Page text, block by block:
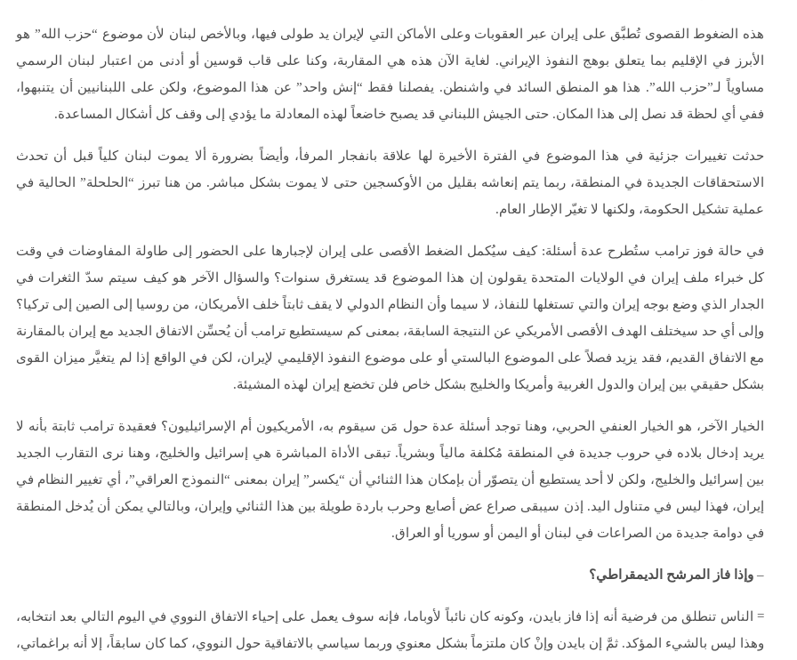
هذه الضغوط القصوى تُطبَّق على إيران عبر العقوبات وعلى الأماكن التي لإيران يد طولى فيها، وبالأخص لبنان لأن موضوع “حزب الله” هو
الأبرز في الإقليم بما يتعلق بوهج النفوذ الإيراني. لغاية الآن هذه هي المقاربة، وكنا على قاب قوسين أو أدنى من اعتبار لبنان الرسمي
مساوياً لـ”حزب الله”. هذا هو المنطق السائد في واشنطن. يفصلنا فقط “إنش واحد” عن هذا الموضوع، ولكن على اللبنانيين أن يتنبهوا،
ففي أي لحظة قد نصل إلى هذا المكان. حتى الجيش اللبناني قد يصبح خاضعاً لهذه المعادلة ما يؤدي إلى وقف كل أشكال المساعدة.
حدثت تغييرات جزئية في هذا الموضوع في الفترة الأخيرة لها علاقة بانفجار المرفأ، وأيضاً بضرورة ألا يموت لبنان كلياً قبل أن تحدث
الاستحقاقات الجديدة في المنطقة، ربما يتم إنعاشه بقليل من الأوكسجين حتى لا يموت بشكل مباشر. من هنا تبرز “الحلحلة” الحالية في
عملية تشكيل الحكومة، ولكنها لا تغيّر الإطار العام.
في حالة فوز ترامب ستُطرح عدة أسئلة: كيف سيُكمل الضغط الأقصى على إيران لإجبارها على الحضور إلى طاولة المفاوضات في وقت
كل خبراء ملف إيران في الولايات المتحدة يقولون إن هذا الموضوع قد يستغرق سنوات؟ والسؤال الآخر هو كيف سيتم سدّ الثغرات في
الجدار الذي وضع بوجه إيران والتي تستغلها للنفاذ، لا سيما وأن النظام الدولي لا يقف ثابتاً خلف الأمريكان، من روسيا إلى الصين إلى تركيا؟
وإلى أي حد سيختلف الهدف الأقصى الأمريكي عن النتيجة السابقة، بمعنى كم سيستطيع ترامب أن يُحسِّن الاتفاق الجديد مع إيران بالمقارنة
مع الاتفاق القديم، فقد يزيد فصلاً على الموضوع البالستي أو على موضوع النفوذ الإقليمي لإيران، لكن في الواقع إذا لم يتغيَّر ميزان القوى
بشكل حقيقي بين إيران والدول الغربية وأمريكا والخليج بشكل خاص فلن تخضع إيران لهذه المشيئة.
الخيار الآخر، هو الخيار العنفي الحربي، وهنا توجد أسئلة عدة حول مَن سيقوم به، الأمريكيون أم الإسرائيليون؟ فعقيدة ترامب ثابتة بأنه لا
يريد إدخال بلاده في حروب جديدة في المنطقة مُكلفة مالياً وبشرياً. تبقى الأداة المباشرة هي إسرائيل والخليج، وهنا نرى التقارب الجديد
بين إسرائيل والخليج، ولكن لا أحد يستطيع أن يتصوّر أن بإمكان هذا الثنائي أن “يكسر” إيران بمعنى “النموذج العراقي”، أي تغيير النظام في
إيران، فهذا ليس في متناول اليد. إذن سيبقى صراع عض أصابع وحرب باردة طويلة بين هذا الثنائي وإيران، وبالتالي يمكن أن يُدخل المنطقة
في دوامة جديدة من الصراعات في لبنان أو اليمن أو سوريا أو العراق.
– وإذا فاز المرشح الديمقراطي؟
= الناس تنطلق من فرضية أنه إذا فاز بايدن، وكونه كان نائباً لأوباما، فإنه سوف يعمل على إحياء الاتفاق النووي في اليوم التالي بعد انتخابه،
وهذا ليس بالشيء المؤكد. ثمَّ إن بايدن وإنْ كان ملتزماً بشكل معنوي وربما سياسي بالاتفاقية حول النووي، كما كان سابقاً، إلا أنه براغماتي،